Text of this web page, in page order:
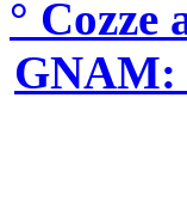
° Cozze
GNAM: